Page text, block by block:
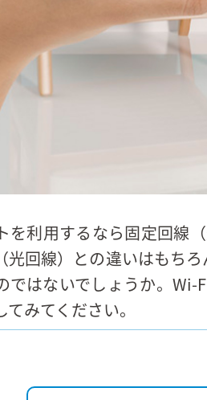
を利用するなら固定回線
光回線）との違いはもち
ではないでしょうか。Wi-
みてください。